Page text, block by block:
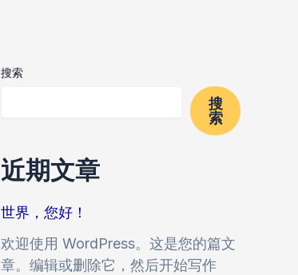
搜索
搜
索
近期文章
世界，您好！
欢迎使用 WordPress。这是您的篇文
章。编辑或删除它，然后开始写作